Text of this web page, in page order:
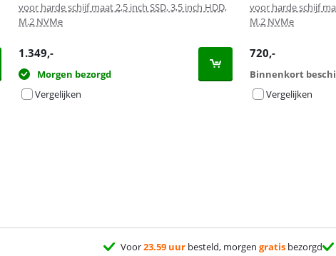
voor harde schijf maat 2,5 inch SSD, 3,5 inch HDD,
M.2 NVMe
1.349,-
Morgen bezorgd
Vergelijken
voor harde schijf
M.2 NVMe
720,-
Binnenkort
Vergelijken
Voor23.59 uur besteld, morgen gratis bezorgd